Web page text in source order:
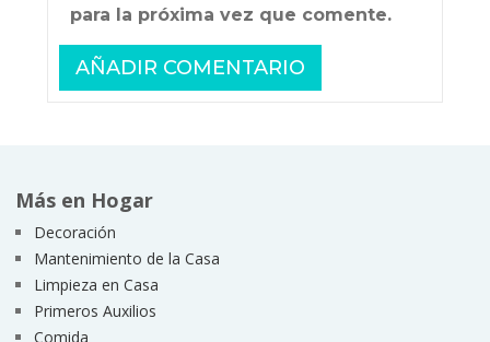
para la próxima vez que comente.
Más en Hogar
Decoración
Mantenimiento de la Casa
Limpieza en Casa
Primeros Auxilios
Comida